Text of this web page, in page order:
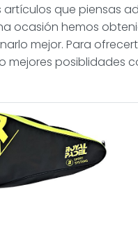
que piensas
ocasión hemos
mejor. Para
mejores posiblidades